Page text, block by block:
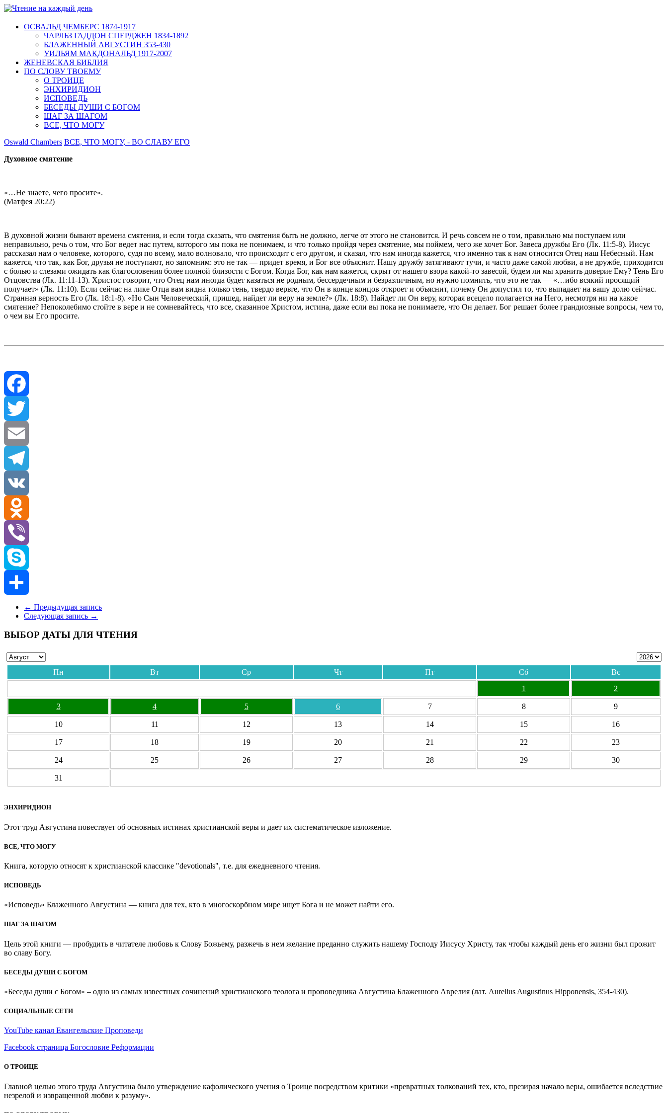
ОСВАЛЬД ЧЕМБЕРС 1874-1917
ЧАРЛЬЗ ГАДДОН СПЕРДЖЕН 1834-1892
БЛАЖЕННЫЙ АВГУСТИН 353-430
УИЛЬЯМ МАКДОНАЛЬД 1917-2007
ЖЕНЕВСКАЯ БИБЛИЯ
ПО СЛОВУ ТВОЕМУ
О ТРОИЦЕ
ЭНХИРИДИОН
ИСПОВЕДЬ
БЕСЕДЫ ДУШИ С БОГОМ
ШАГ ЗА ШАГОМ
ВСЕ, ЧТО МОГУ
Oswald Chambers ВСЕ, ЧТО МОГУ, - ВО СЛАВУ ЕГО
Духовное смятение
«…Не знаете, чего просите».
(Матфея 20:22)
В духовной жизни бывают времена смятения, и если тогда сказать, что смятения быть не должно, легче от этого не становится. И речь совсем не о том, правильно мы поступаем или
неправильно, речь о том, что Бог ведет нас путем, которого мы пока не понимаем, и что только пройдя через смятение, мы поймем, чего же хочет Бог. Завеса дружбы Его (Лк. 11:5-8). Иисус
рассказал нам о человеке, которого, судя по всему, мало волновало, что происходит с его другом, и сказал, что нам иногда кажется, что именно так к нам относится Отец наш Небесный. Нам
кажется, что так, как Бог, друзья не поступают, но запомним: это не так — придет время, и Бог все объяснит. Нашу дружбу затягивают тучи, и часто даже самой любви, а не дружбе, приходится
с болью и слезами ожидать как благословения более полной близости с Богом. Когда Бог, как нам кажется, скрыт от нашего взора какой-то завесой, будем ли мы хранить доверие Ему? Тень Его
Отцовства (Лк. 11:11-13). Христос говорит, что Отец нам иногда будет казаться не родным, бессердечным и безразличным, но нужно помнить, что это не так — «…ибо всякий просящий
получает» (Лк. 11:10). Если сейчас на лике Отца вам видна только тень, твердо верьте, что Он в конце концов откроет и объяснит, почему Он допустил то, что выпадает на вашу долю сейчас.
Странная верность Его (Лк. 18:1-8). «Но Сын Человеческий, пришед, найдет ли веру на земле?» (Лк. 18:8). Найдет ли Он веру, которая всецело полагается на Него, несмотря ни на какое
смятение? Непоколебимо стойте в вере и не сомневайтесь, что все, сказанное Христом, истина, даже если вы пока не понимаете, что Он делает. Бог решает более грандиозные вопросы, чем то,
о чем вы Его просите.
Facebook
Twitter
Email
Telegram
VK
Odnoklassniki
Viber
Skype
Отправить
← Предыдущая запись
Следующая запись →
ВЫБОР ДАТЫ ДЛЯ ЧТЕНИЯ
Пн Вт Ср Чт Пт Сб
Вс
1
2
3 4 5 6 7 8 9
10 11 12 13 14 15 16
17 18 19 20 21 22 23
24 25 26 27 28 29 30
31
ЭНХИРИДИОН
Этот труд Августина повествует об основных истинах христианской веры и дает их систематическое изложение.
ВСЕ, ЧТО МОГУ
Книга, которую относят к христианской классике "devotionals", т.е. для ежедневного чтения.
ИСПОВЕДЬ
«Исповедь» Блаженного Августина — книга для тех, кто в многоскорбном мире ищет Бога и не может найти его.
ШАГ ЗА ШАГОМ
Цель этой книги — пробудить в читателе любовь к Слову Божьему, разжечь в нем желание преданно служить нашему Господу Иисусу Христу, так чтобы каждый день его жизни был прожит
во славу Богу.
БЕСЕДЫ ДУШИ С БОГОМ
«Беседы души с Богом» – одно из самых известных сочинений христианского теолога и проповедника Августина Блаженного Аврелия (лат. Aurelius Augustinus Hipponensis, 354-430).
СОЦИАЛЬНЫЕ СЕТИ
YouTube канал Евангельские Проповеди
Facebook страница Богословие Реформации
О ТРОИЦЕ
Главной целью этого труда Августина было утверждение кафолического учения о Троице посредством критики «превратных толкований тех, кто, презирая начало веры, ошибается вследствие
незрелой и извращенной любви к разуму».